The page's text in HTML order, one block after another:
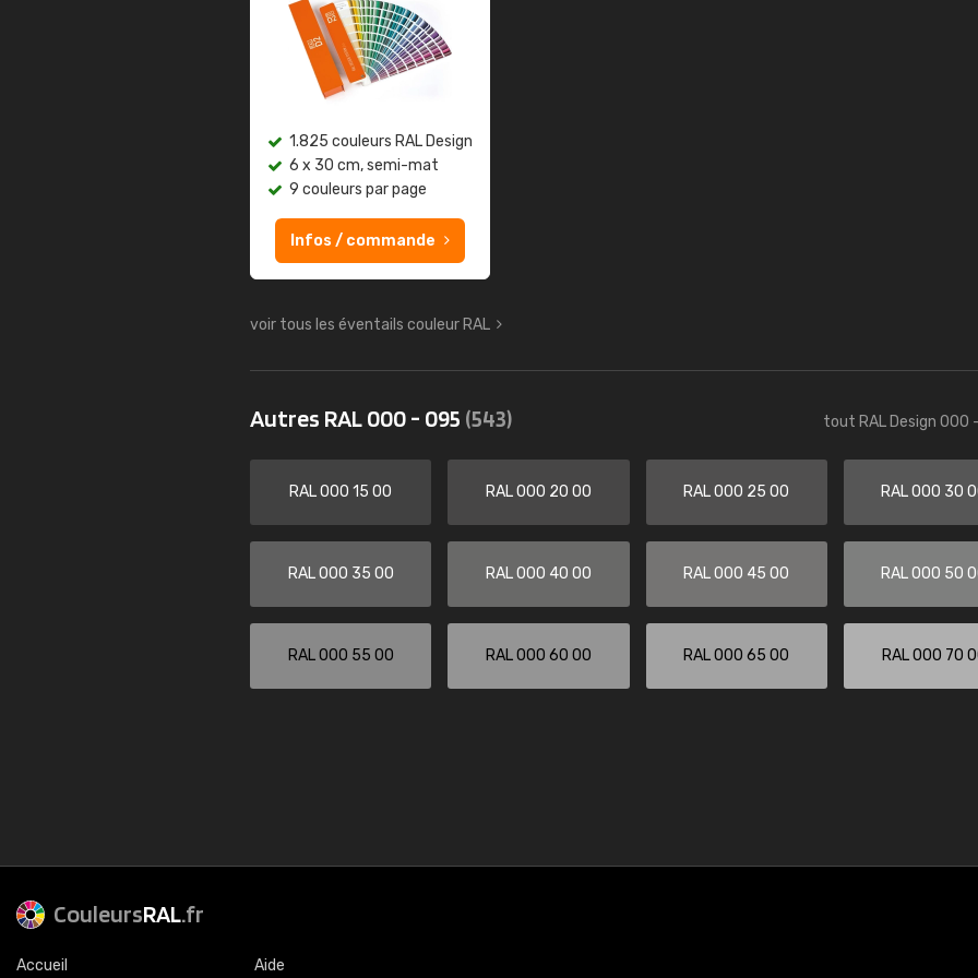
1.825 couleurs RAL Design
6 x 30 cm, semi-mat
9 couleurs par page
Infos / commande
voir tous les éventails couleur RAL
Autres RAL 000 - 095 (543) tout RAL Design 000
RAL 000 15 00 RAL 000 20 00 RAL 000 25 00 RAL 000 30
RAL 000 35 00 RAL 000 40 00 RAL 000 45 00 RAL 000 50
RAL 000 55 00 RAL 000 60 00 RAL 000 65 00 RAL 000 70
CouleursRAL.fr
Accueil Aide